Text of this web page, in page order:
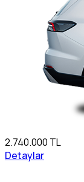
2.740.000 TL
Detaylar